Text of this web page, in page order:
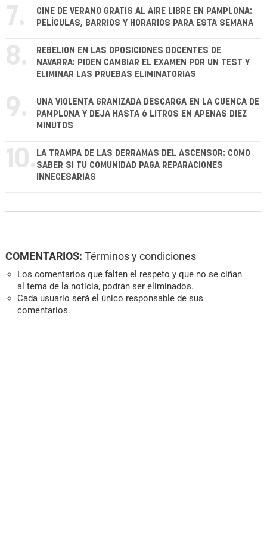
7.
CINE DE VERANO GRATIS AL AIRE LIBRE EN PAMPLONA:
PELÍCULAS, BARRIOS Y HORARIOS PARA ESTA SEMANA
8.
REBELIÓN EN LAS OPOSICIONES DOCENTES DE
NAVARRA: PIDEN CAMBIAR EL EXAMEN POR UN TEST Y
ELIMINAR LAS PRUEBAS ELIMINATORIAS
9.
UNA VIOLENTA GRANIZADA DESCARGA EN LA CUENCA DE
PAMPLONA Y DEJA HASTA 6 LITROS EN APENAS DIEZ
MINUTOS
10. LA TRAMPA DE LAS DERRAMAS DEL ASCENSOR: CÓMO
SABER SI TU COMUNIDAD PAGA REPARACIONES
INNECESARIAS
COMENTARIOS: Términos y condiciones
Los comentarios que falten el respeto y que no se ciñan
al tema de la noticia, podrán ser eliminados.
Cada usuario será el único responsable de sus
comentarios.